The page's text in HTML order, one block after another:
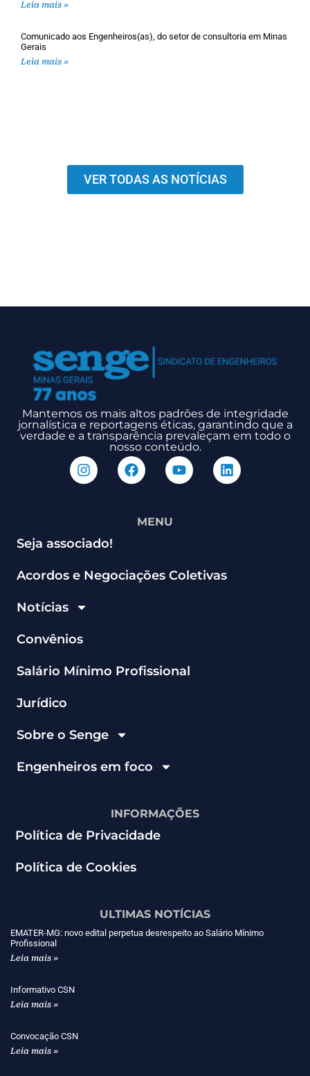
Leia mais »
Comunicado aos Engenheiros(as), do setor de consultoria em Minas
Gerais
Leia mais »
VER TODAS AS NOTÍCIAS
Mantemos os mais altos padrões de integridade
jornalística e reportagens éticas, garantindo que a
verdade e a transparência prevaleçam em todo o
nosso conteúdo.
MENU
Seja associado!
Acordos e Negociações Coletivas
Notícias
Convênios
Salário Mínimo Profissional
Jurídico
Sobre o Senge
Engenheiros em foco
INFORMAÇÕES
Política de Privacidade
Política de Cookies
ULTIMAS NOTÍCIAS
EMATER-MG: novo edital perpetua desrespeito ao Salário Mínimo
Profissional
Leia mais »
Informativo CSN
Leia mais »
Convocação CSN
Leia mais »